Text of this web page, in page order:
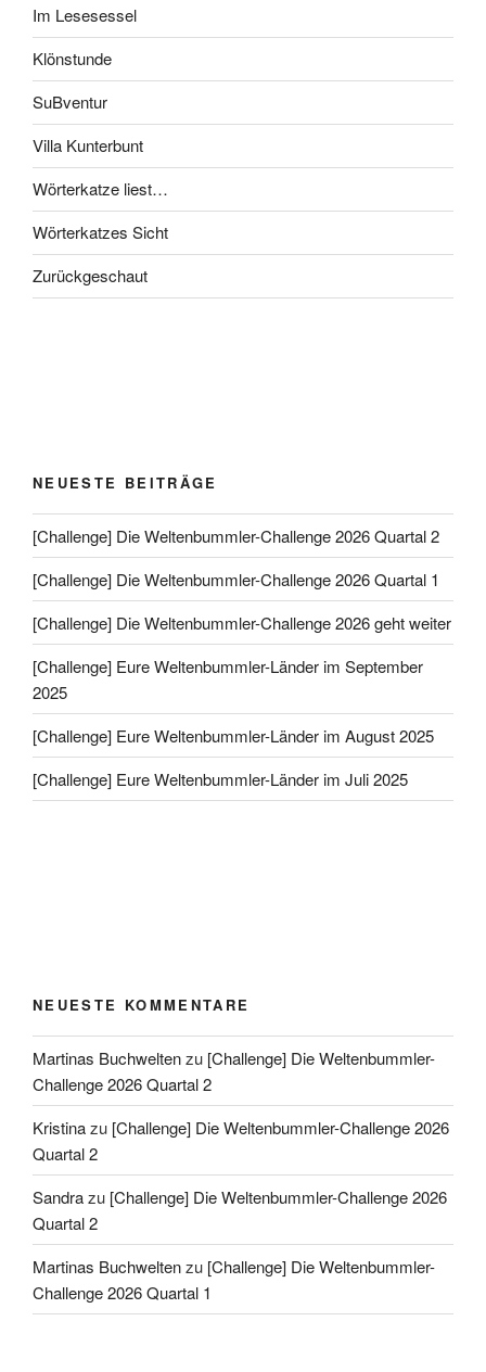
Im Lesesessel
Klönstunde
SuBventur
Villa Kunterbunt
Wörterkatze liest…
Wörterkatzes Sicht
Zurückgeschaut
NEUESTE BEITRÄGE
[Challenge] Die Weltenbummler-Challenge 2026 Quartal 2
[Challenge] Die Weltenbummler-Challenge 2026 Quartal 1
[Challenge] Die Weltenbummler-Challenge 2026 geht weiter
[Challenge] Eure Weltenbummler-Länder im September
2025
[Challenge] Eure Weltenbummler-Länder im August 2025
[Challenge] Eure Weltenbummler-Länder im Juli 2025
NEUESTE KOMMENTARE
Martinas Buchweltenzu [Challenge] Die Weltenbummler-
Challenge 2026 Quartal 2
Kristinazu [Challenge] Die Weltenbummler-Challenge 2026
Quartal 2
Sandrazu [Challenge] Die Weltenbummler-Challenge 2026
Quartal 2
Martinas Buchweltenzu [Challenge] Die Weltenbummler-
Challenge 2026 Quartal 1